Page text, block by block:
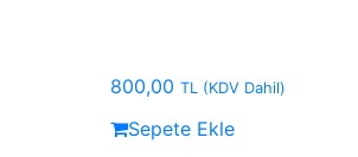
800,00 TL (KDV Dahil)
Sepete Ekle